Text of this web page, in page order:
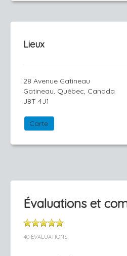
Lieux
28 Avenue Gatineau
Gatineau, Québec, Canada
J8T 4J1
Carte
Évaluations et
40 ÉVALUATIONS